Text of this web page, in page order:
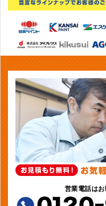
営業電話は